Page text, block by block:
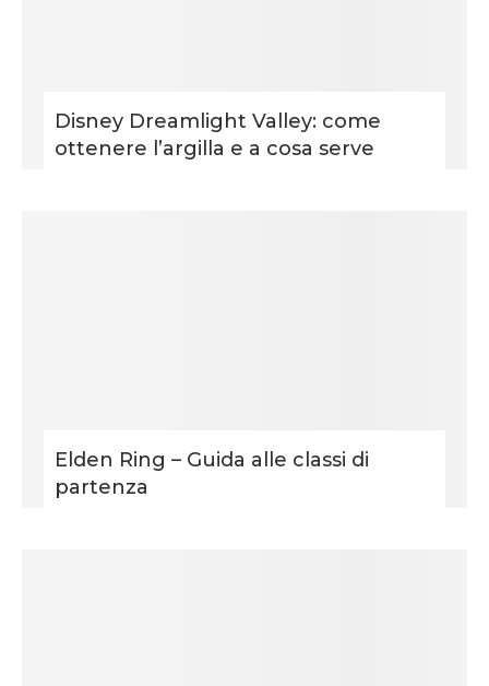
Disney Dreamlight Valley: come
ottenere l’argilla e a cosa serve
Elden Ring – Guida alle classi di
partenza